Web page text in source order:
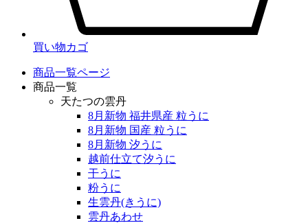
買い物カゴ
商品一覧ページ
商品一覧
天たつの雲丹
8月新物 福井県産 粒うに
8月新物 国産 粒うに
8月新物 汐うに
越前仕立て汐うに
干うに
粉うに
生雲丹(きうに)
雲丹あわせ